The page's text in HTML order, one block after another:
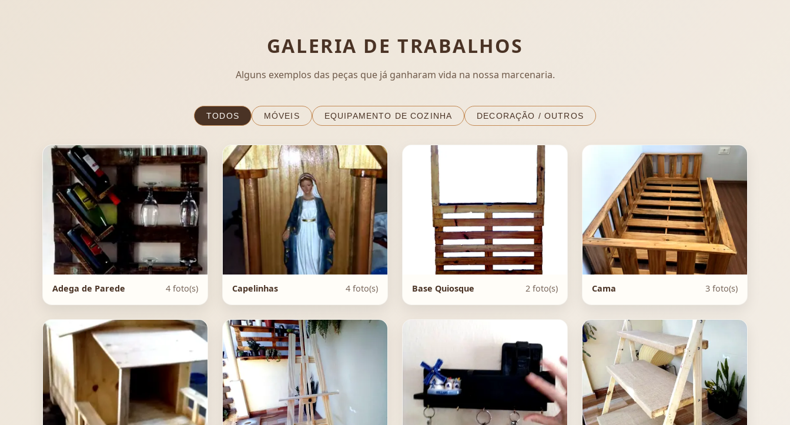
GALERIA DE TRABALHOS
Alguns exemplos das peças que já ganharam vida na nossa marcenaria.
TODOS MÓVEIS EQUIPAMENTO DE COZINHA DECORAÇÃO / OUTROS
Adega de Parede 4 foto(s) Capelinhas 4 foto(s) Base Quiosque 2 foto(s) Cama 3 foto(s)